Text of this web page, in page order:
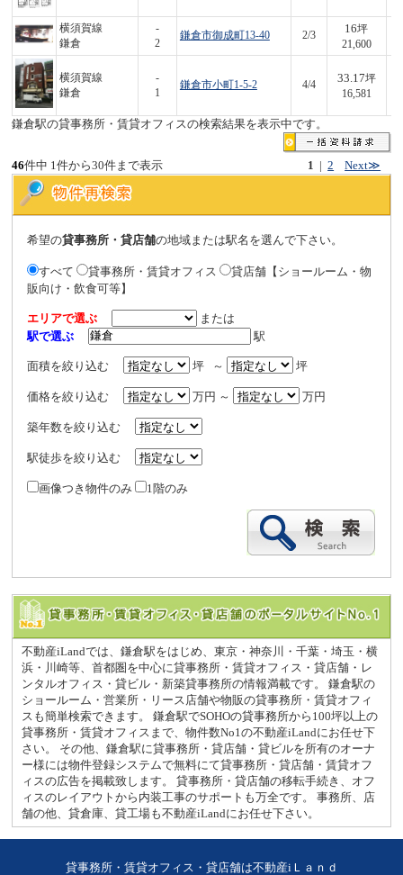
横須賀線
鎌倉
-
2
鎌倉市御成町13-40 2/3
16坪
21,600
横須賀線
鎌倉
-
1
鎌倉市小町1-5-2 4/4
33.17坪
16,581
鎌倉駅の貸事務所・賃貸オフィスの検索結果を表示中です。
1 |2 Next≫
46件中 1件から30件まで表示
希望の貸事務所・貸店舗の地域または駅名を選んで下さい。
すべて 貸事務所・賃貸オフィス
貸店舗【ショールーム・物
販向け・飲食可等】
エリアで選ぶ
または
駅で選ぶ
駅
面積を絞り込む 坪 ～ 坪
価格を絞り込む 万円 ～ 万円
築年数を絞り込む
駅徒歩を絞り込む
画像つき物件のみ 1階のみ
不動産iLandでは、鎌倉駅をはじめ、東京・神奈川・千葉・埼玉・横
浜・川崎等、首都圏を中心に貸事務所・賃貸オフィス・貸店舗・レ
ンタルオフィス・貸ビル・新築貸事務所の情報満載です。 鎌倉駅の
ショールーム・営業所・リース店舗や物販の貸事務所・賃貸オフィ
スも簡単検索できます。 鎌倉駅でSOHOの貸事務所から100坪以上の
貸事務所・賃貸オフィスまで、物件数No1の不動産iLandにお任せ下
さい。 その他、鎌倉駅に貸事務所・貸店舗・貸ビルを所有のオーナ
ー様には物件登録システムで無料にて貸事務所・貸店舗・賃貸オフ
ィスの広告を掲載致します。 貸事務所・貸店舗の移転手続き、オフ
ィスのレイアウトから内装工事のサポートも万全です。 事務所、店
舗の他、貸倉庫、貸工場も不動産iLandにお任せ下さい。
貸事務所・賃貸オフィス・貸店舗は不動産iＬａｎｄ